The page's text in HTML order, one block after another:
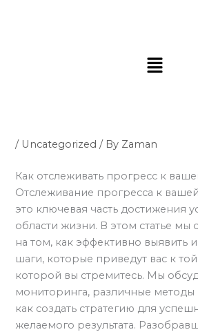
Menu
/ Uncategorized / By Zaman
Как отслеживать прогресс к
Отслеживание прогресса к
это ключевая часть достижения
области жизни. В этом статье мы
на том, как эффективно выявить
шаги, которые приведут вас к
которой вы стремитесь. Мы
мониторинга, различные методы
как создать стратегию для
желаемого результата.